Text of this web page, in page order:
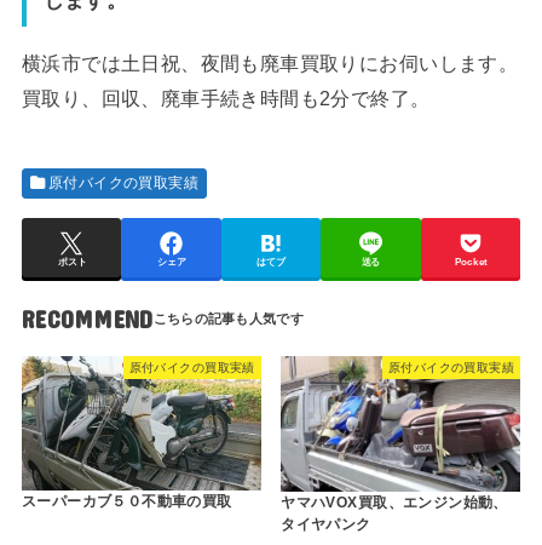
横浜市では土日祝、夜間も廃車買取りにお伺いします。
買取り、回収、廃車手続き時間も2分で終了。
原付バイクの買取実績
ポスト シェア はてブ 送る Pocket
RECOMMEND
原付バイクの買取実績
スーパーカブ５０不動車の買取
原付バイクの買取実績
ヤマハVOX買取、エンジン始動、
タイヤパンク